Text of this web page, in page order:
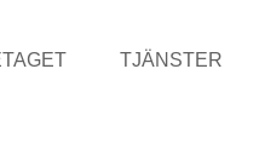
TJÄNSTER